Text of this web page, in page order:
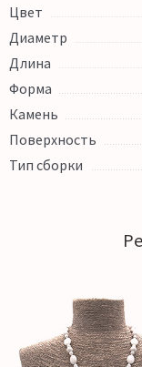
Цвет
Диаметр
Длина
Форма
Камень
Поверхность
Тип сборки